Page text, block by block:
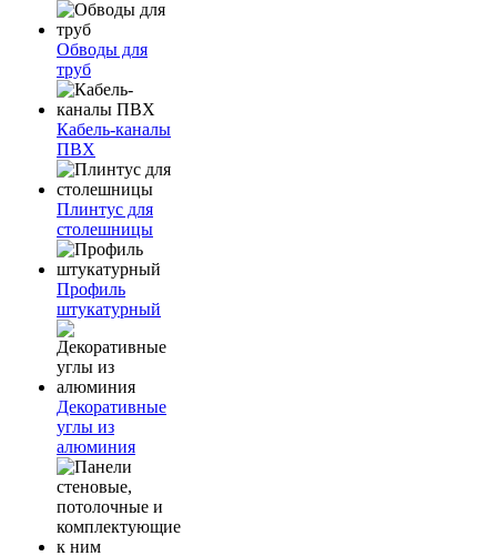
Обводы для
труб
Кабель-каналы
ПВХ
Плинтус для
столешницы
Профиль
штукатурный
Декоративные
углы из
алюминия